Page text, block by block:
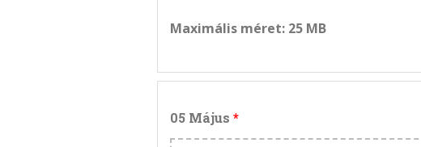
Maximális méret: 25 MB
05 Május